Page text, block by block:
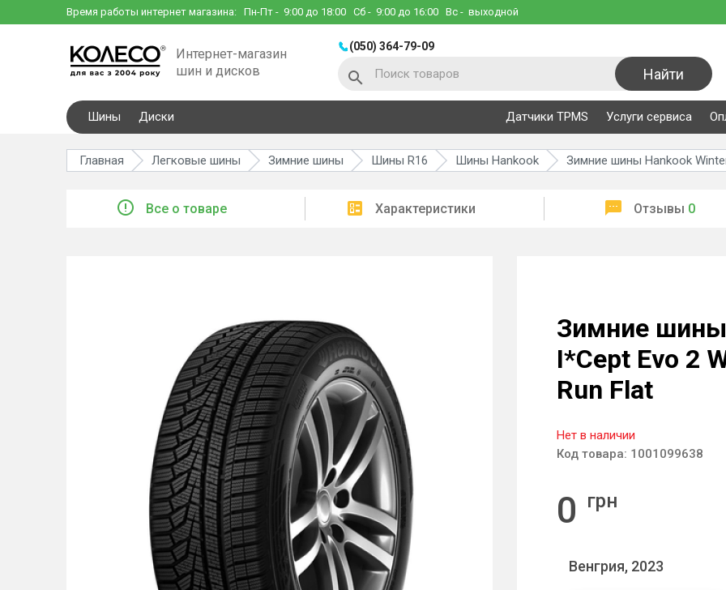
Время работы интернет магазина: Пн-Пт - 9:00 до 18:00 Сб - 9:00 до 16:00 Вс - выходной
Интернет-магазин
шин и дисков
(050) 364-79-09
Найти
Шины Диски Датчики TPMS Услуги сервиса
Главная Легковые шины Зимние шины Шины R16 Шины Hankook Зимние шины Hankook
Все о товаре Характеристики Отзывы 0
Зимние
I*Cept Evo 2
Run Flat
Нет в наличии
Код товара: 1001099638
0 грн
Венгрия, 2023